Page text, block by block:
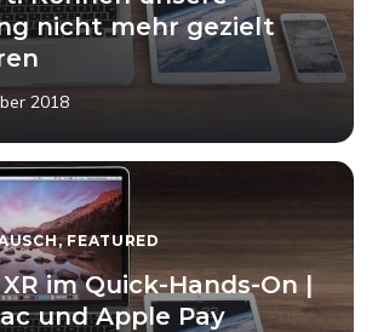
nicht mehr gezielt
2018
,FEATURED
im Quick-Hands-On |
und Apple Pay